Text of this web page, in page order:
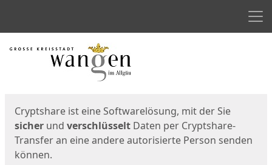
Start
Cryptshare ist eine Softwarelösung, mit der Sie
sicher und verschlüsselt Daten per Cryptshare-
Transfer an eine andere autorisierte Person senden
können.